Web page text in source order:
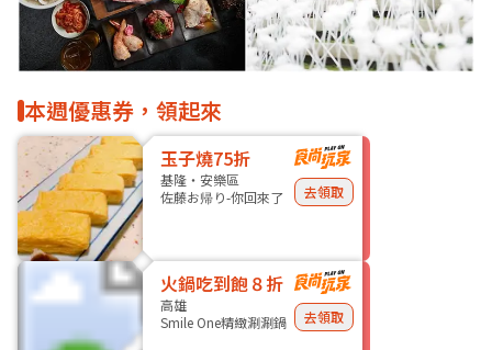
本週優惠券，領起來
玉子燒75折
基隆・安樂區
佐藤お帰り-你回來了
去領取
火鍋吃到飽８折
高雄
Smile One精緻涮涮鍋
去領取